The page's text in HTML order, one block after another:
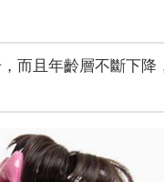
而且年齡層不斷下降